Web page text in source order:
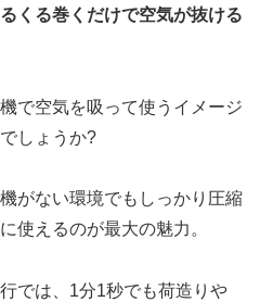
くる巻くだけで空気が抜ける
で空気を吸って使うイメージ
しょうか?
がない環境でもしっかり圧縮
使えるのが最大の魅力。
では、1分1秒でも荷造りや